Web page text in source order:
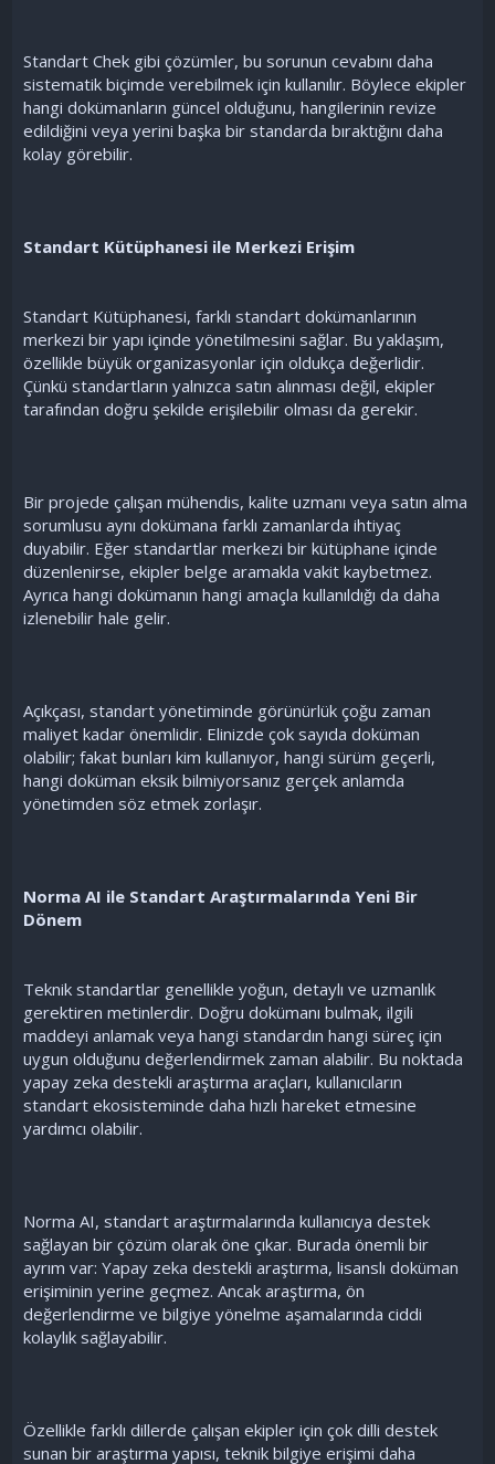
Standart Chek gibi çözümler, bu sorunun cevabını daha
sistematik biçimde verebilmek için kullanılır. Böylece ekipler
hangi dokümanların güncel olduğunu, hangilerinin revize
edildiğini veya yerini başka bir standarda bıraktığını daha
kolay görebilir.
Standart Kütüphanesi ile Merkezi Erişim
Standart Kütüphanesi, farklı standart dokümanlarının
merkezi bir yapı içinde yönetilmesini sağlar. Bu yaklaşım,
özellikle büyük organizasyonlar için oldukça değerlidir.
Çünkü standartların yalnızca satın alınması değil, ekipler
tarafından doğru şekilde erişilebilir olması da gerekir.
Bir projede çalışan mühendis, kalite uzmanı veya satın alma
sorumlusu aynı dokümana farklı zamanlarda ihtiyaç
duyabilir. Eğer standartlar merkezi bir kütüphane içinde
düzenlenirse, ekipler belge aramakla vakit kaybetmez.
Ayrıca hangi dokümanın hangi amaçla kullanıldığı da daha
izlenebilir hale gelir.
Açıkçası, standart yönetiminde görünürlük çoğu zaman
maliyet kadar önemlidir. Elinizde çok sayıda doküman
olabilir; fakat bunları kim kullanıyor, hangi sürüm geçerli,
hangi doküman eksik bilmiyorsanız gerçek anlamda
yönetimden söz etmek zorlaşır.
Norma AI ile Standart Araştırmalarında Yeni Bir
Dönem
Teknik standartlar genellikle yoğun, detaylı ve uzmanlık
gerektiren metinlerdir. Doğru dokümanı bulmak, ilgili
maddeyi anlamak veya hangi standardın hangi süreç için
uygun olduğunu değerlendirmek zaman alabilir. Bu noktada
yapay zeka destekli araştırma araçları, kullanıcıların
standart ekosisteminde daha hızlı hareket etmesine
yardımcı olabilir.
Norma AI, standart araştırmalarında kullanıcıya destek
sağlayan bir çözüm olarak öne çıkar. Burada önemli bir
ayrım var: Yapay zeka destekli araştırma, lisanslı doküman
erişiminin yerine geçmez. Ancak araştırma, ön
değerlendirme ve bilgiye yönelme aşamalarında ciddi
kolaylık sağlayabilir.
Özellikle farklı dillerde çalışan ekipler için çok dilli destek
sunan bir araştırma yapısı, teknik bilgiye erişimi daha